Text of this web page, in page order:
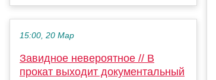
15:00, 20 Мар
Завидное невероятное // В
прокат выходит документальный